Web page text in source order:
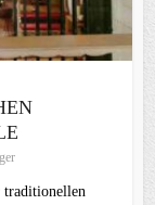
traditionellen